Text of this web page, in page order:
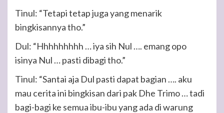
Tinul: “Tetapi tetap juga yang menarik
bingkisannya tho.”
Dul: “Hhhhhhhhh … iya sih Nul …. emang opo
isinya Nul … pasti dibagi tho.”
Tinul: “Santai aja Dul pasti dapat bagian …. aku
mau cerita ini bingkisan dari pak Dhe Trimo … tadi
bagi-bagi ke semua ibu-ibu yang ada di warung